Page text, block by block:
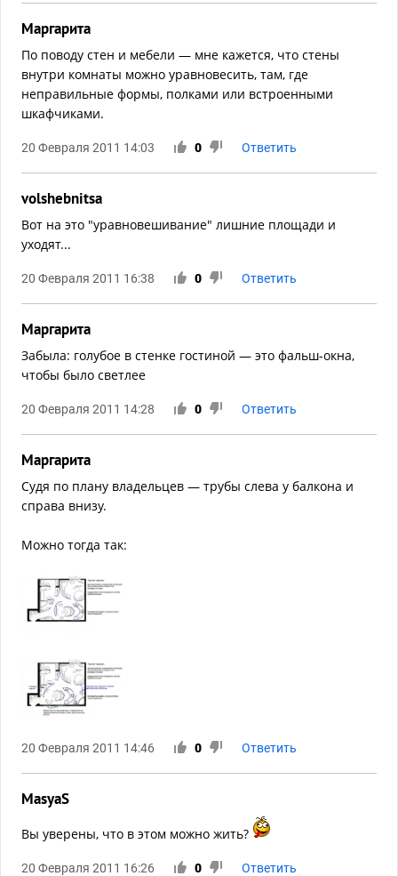
Маргарита
По поводу стен и мебели — мне кажется, что стены
внутри комнаты можно уравновесить, там, где
неправильные формы, полками или встроенными
шкафчиками.
20 Февраля 2011 14:03 0 Ответить
volshebnitsa
Вот на это "уравновешивание" лишние площади и
уходят...
20 Февраля 2011 16:38 0 Ответить
Маргарита
Забыла: голубое в стенке гостиной — это фальш-окна,
чтобы было светлее
20 Февраля 2011 14:28 0 Ответить
Маргарита
Судя по плану владельцев — трубы слева у балкона и
справа внизу.
Можно тогда так:
20 Февраля 2011 14:46 0 Ответить
MasyaS
Вы уверены, что в этом можно жить?
20 Февраля 2011 16:26 0 Ответить